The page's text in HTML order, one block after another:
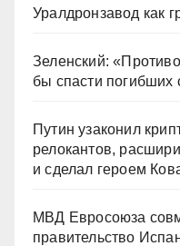
Уралдронзавод как
Зеленский:
бы спасти погибших
Путин узаконил
релокантов,
и сделал героем
МВД Евросоюза
правительство